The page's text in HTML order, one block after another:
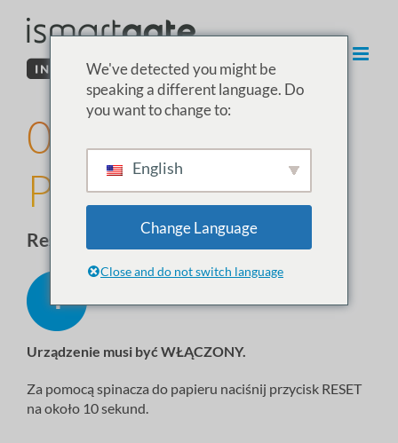
treści
02. Reset iSG
PRO/Lite/Mini
Reset urządzenia ismartgate
Urządzenie musi być WŁĄCZONY.
Za pomocą spinacza do papieru naciśnij przycisk RESET
na około 10 sekund.
We've detected you might be
speaking a different language. Do
you want to change to:
English
Change Language
Close and do not switch language